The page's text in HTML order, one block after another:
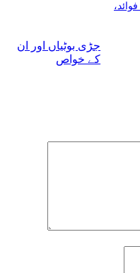
جڑی بوٹیاں اور ان
کے خواص